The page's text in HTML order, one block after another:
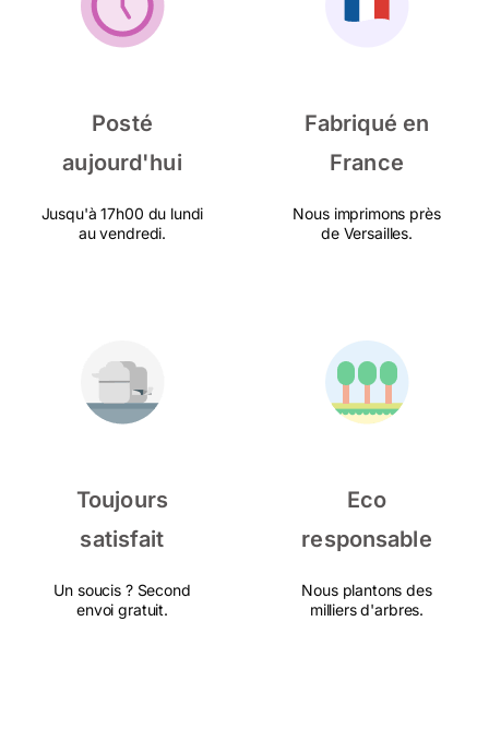
Posté
aujourd'hui
Jusqu'à 17h00 du lundi
au vendredi.
Fabriqué en
France
Nous imprimons près
de Versailles.
Toujours
satisfait
Un soucis ? Second
envoi gratuit.
Eco
responsable
Nous plantons des
milliers d'arbres.